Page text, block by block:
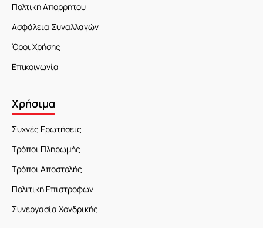
Πολτική Απορρήτου
Ασφάλεια Συναλλαγών
Όροι Χρήσης
Επικοινωνία
Χρήσιμα
Συχνές Ερωτήσεις
Τρόποι Πληρωμής
Τρόποι Αποστολής
Πολιτική Επιστροφών
Συνεργασία Χονδρικής